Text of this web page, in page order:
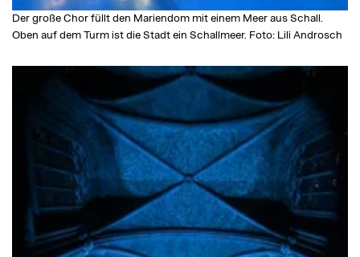
Der große Chor füllt den Mariendom mit einem Meer aus Schall.
Oben auf dem Turm ist die Stadt ein Schallmeer. Foto: Lili Androsch